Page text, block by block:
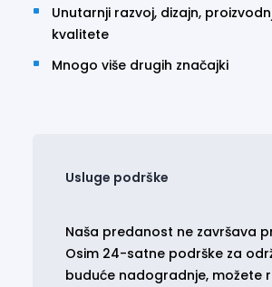
audiovizualni sustav,
sustav za prodaju karata, te
podatke s tih uređaja na
i šaljući geografske i
Unutarnji razvoj, dizajn,
kvalitete
Mnogo više drugih značajki
Usluge podrške
Naša predanost ne završava
Osim 24-satne podrške za
buduće nadogradnje, možete